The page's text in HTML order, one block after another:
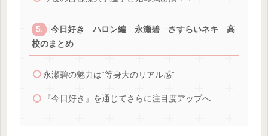
今日好き ハロン編 永瀬碧 さすらいネキ 高
校のまとめ
永瀬碧の魅力は“等身大のリアル感”
『今日好き』を通じてさらに注目度アップへ